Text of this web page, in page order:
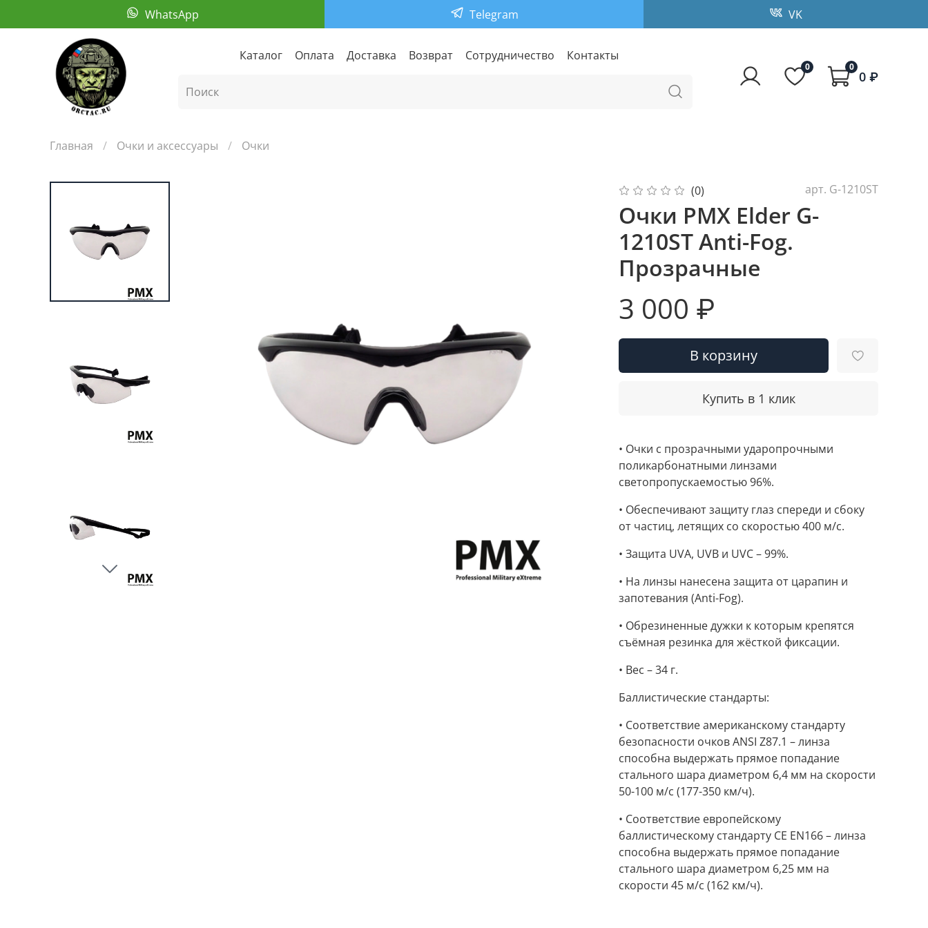
WhatsApp Telegram VK
Каталог Оплата Доставка Возврат Сотрудничество Контакты
0 0
0 ₽
Главная Очки и аксессуары Очки
(0) арт. G-1210ST
Очки PMX Elder G-
1210ST Anti-Fog.
Прозрачные
3 000 ₽
В корзину
Купить в 1 клик
• Очки c прозрачными ударопрочными
поликарбонатными линзами
светопропускаемостью 96%.
• Обеспечивают защиту глаз спереди и сбоку
от частиц, летящих со скоростью 400 м/с.
• Защита UVA, UVB и UVC – 99%.
• На линзы нанесена защита от царапин и
запотевания (Anti-Fog).
• Обрезиненные дужки к которым крепятся
съёмная резинка для жёсткой фиксации.
• Вес – 34 г.
Баллистические стандарты:
• Соответствие американскому стандарту
безопасности очков ANSI Z87.1 – линза
способна выдержать прямое попадание
стального шара диаметром 6,4 мм на скорости
50-100 м/с (177-350 км/ч).
• Соответствие европейскому
баллистическому стандарту CE EN166 – линза
способна выдержать прямое попадание
стального шара диаметром 6,25 мм на
скорости 45 м/с (162 км/ч).